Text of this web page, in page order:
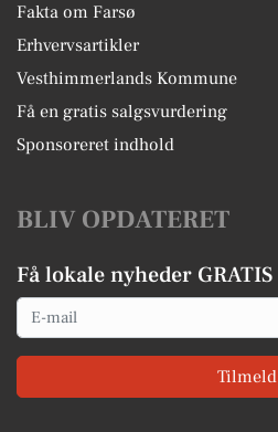
Fakta om Farsø
Erhvervsartikler
Vesthimmerlands Kommune
Få en gratis salgsvurdering
Sponsoreret indhold
BLIV OPDATERET
Få lokale nyheder GRATIS
Email
Tilmeld